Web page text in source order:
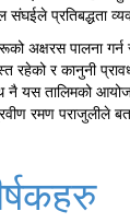
संघईले प्रतिबद्धता
अक्षरस पालना गर्न
रहेको र कानुनी
नै यस तालिमको
रमण पराजुलीले